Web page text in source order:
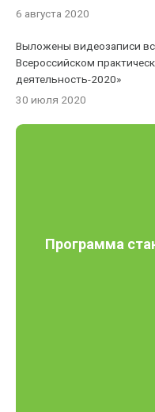
6 августа 2020
Выложены видеозаписи
Всероссийском
деятельность-2020»
30 июля 2020
Программа